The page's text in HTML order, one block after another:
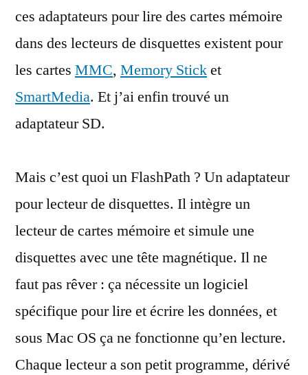
de
cartes
mémoire
ces adaptateurs pour lire des cartes mémoire
dans des lecteurs de disquettes existent pour
les cartes MMC, Memory Sticket
SmartMedia. Et j’ai enfin trouvé un
adaptateur SD.
Mais c’est quoi un FlashPath ? Un adaptateur
pour lecteur de disquettes. Il intègre un
lecteur de cartes mémoire et simule une
disquettes avec une tête magnétique. Il ne
faut pas rêver : ça nécessite un logiciel
spécifique pour lire et écrire les données, et
sous Mac OS ça ne fonctionne qu’en lecture.
Chaque lecteur a son petit programme, dérivé